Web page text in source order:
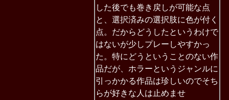
した後でも巻き戻しが可能な点
と、選択済みの選択肢に色が付く
点。だからどうしたというわけで
はないが少しプレーしやすかっ
た。特にどうということのない作
品だが、ホラーというジャンルに
引っかかる作品は珍しいのでそち
らが好きな人は止めませ